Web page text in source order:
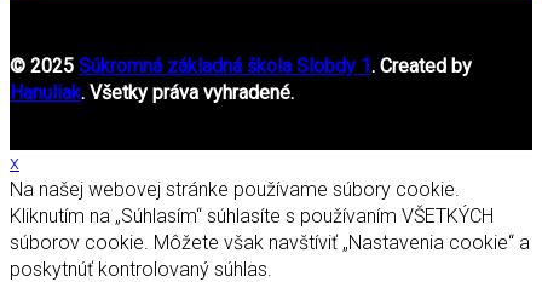
© 2025 Súkromná základná škola Slobdy 1. Created by
Hanuliak. Všetky práva vyhradené.
x
Na našej webovej stránke používame súbory cookie.
Kliknutím na „Súhlasím“ súhlasíte s používaním VŠETKÝCH
súborov cookie. Môžete však navštíviť „Nastavenia cookie“ a
poskytnúť kontrolovaný súhlas.